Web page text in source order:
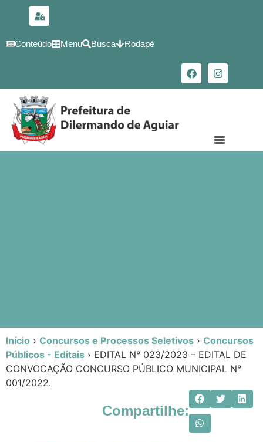
conteúdo
Conteúdo Menu Busca Rodapé
Início › Concursos e Processos Seletivos › Concursos
Públicos - Editais › EDITAL N° 023/2023 – EDITAL DE
CONVOCAÇÃO CONCURSO PÚBLICO MUNICIPAL N°
001/2022.
Compartilhe: